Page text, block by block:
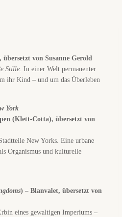
übersetzt von Susanne Gerold
Stille: In einer Welt permanenter
ihr Kind – und um das Überleben
York
(Klett-Cotta), übersetzt von
New Yorks. Eine urbane
Organismus und kulturelle
) – Blanvalet, übersetzt von
eines gewaltigen Imperiums –